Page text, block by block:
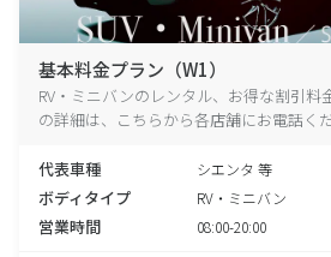
基本料金プラン（W1）
RV・ミニバンのレンタル、お得な割引料
の詳細は、こちらから各店舗にお電話くだ
代表車種 シエンタ 等
ボディタイプ RV・ミニバン
営業時間 08:00-20:00